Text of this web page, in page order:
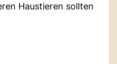
Haustieren sollten